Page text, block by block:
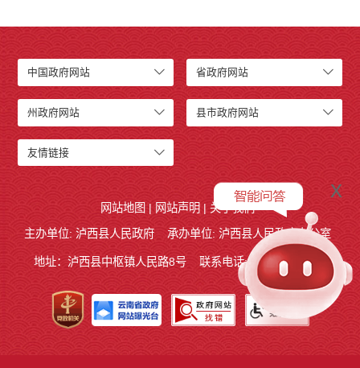
中国政府网站 省政府网站
州政府网站 县市政府网站
友情链接
网站地图 | 网站声明 | 关于我们
主办单位: 泸西县人民政府
承办单位: 泸西县人民政府办公室
地址：泸西县中枢镇人民路8号 联系电话:0873-6621715
x